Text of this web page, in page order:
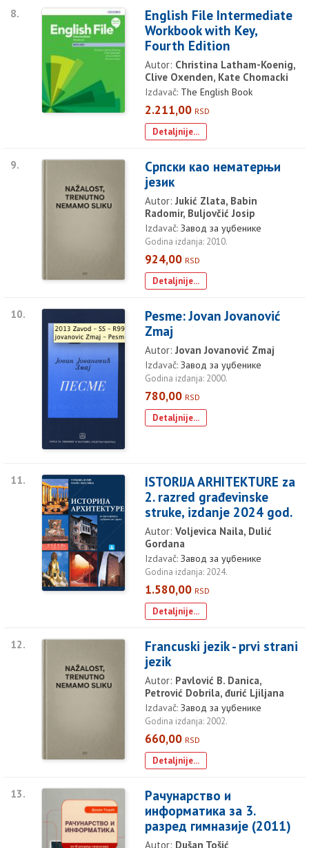
8.
English File Intermediate
Workbook with Key,
Fourth Edition
Autor: Christina Latham-Koenig,
Clive Oxenden, Kate Chomacki
Izdavač: The English Book
2.211,00 RSD
Detaljnije...
9.
Српски као нематерњи
језик
Autor:Jukić Zlata, Babin
Radomir, Buljovčić Josip
Izdavač: Завод за уџбенике
Godina izdanja: 2010.
924,00 RSD
Detaljnije...
10.
Pesme: Jovan Jovanović
Zmaj
Autor:Jovan Jovanović Zmaj
Izdavač: Завод за уџбенике
Godina izdanja: 2000.
780,00 RSD
Detaljnije...
11.
ISTORIJA ARHITEKTURE za
2. razred građevinske
struke, izdanje 2024 god.
Autor: Voljevica Naila, Dulić
Gordana
Izdavač: Завод за уџбенике
Godina izdanja: 2024.
1.580,00 RSD
Detaljnije...
12.
Francuski jezik - prvi strani
jezik
Autor: Pavlović B. Danica,
Petrović Dobrila, đurić Ljiljana
Izdavač: Завод за уџбенике
Godina izdanja: 2002.
660,00 RSD
Detaljnije...
13.
Рачунарство и
информатика за 3.
разред гимназије (2011)
Autor: Dušan Tošić